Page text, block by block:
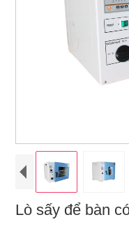
Lò sấy để bàn